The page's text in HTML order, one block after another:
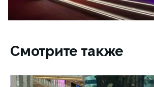
Смотрите также